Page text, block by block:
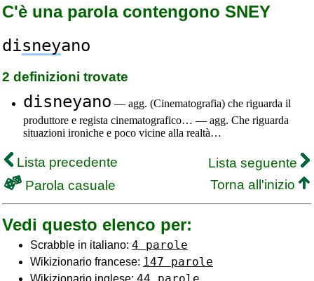
C'è una parola contengono SNEY
disneyano
2 definizioni trovate
disneyano — agg. (Cinematografia) che riguarda il
produttore e regista cinematografico… — agg. Che riguarda
situazioni ironiche e poco vicine alla realtà…
Lista precedente
Lista seguente
Parola casuale
Torna all'inizio
Vedi questo elenco per:
Scrabble in italiano: 4 parole
Wikizionario francese: 147 parole
Wikizionario inglese: